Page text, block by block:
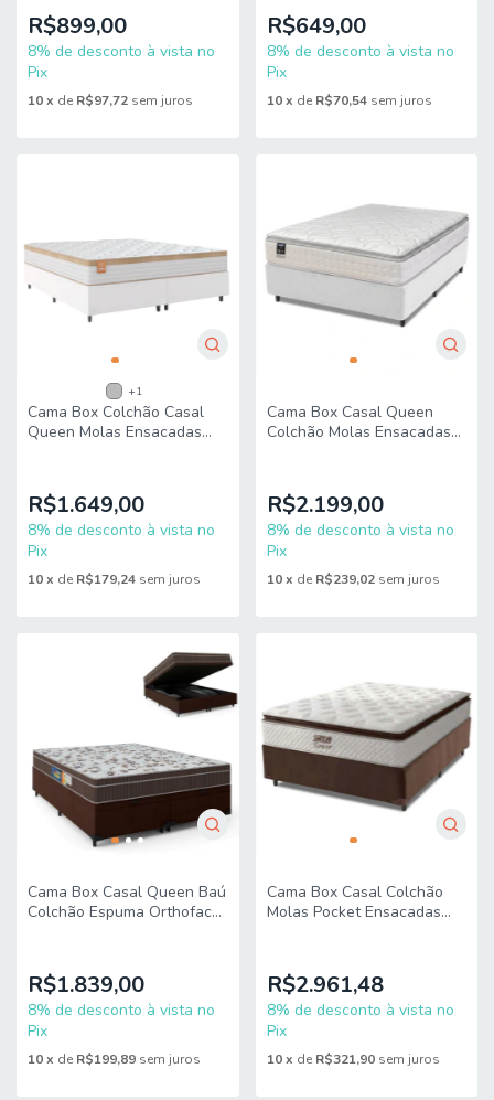
120K
R$899,00
8% de desconto à vista no
Pix
10x de R$97,72 sem juros
R$649,00
8% de desconto à vista no
Pix
10 x de R$70,54 sem juros
+1
Cama Box Colchão Casal
Queen Molas Ensacadas
R$1.649,00
8% de desconto à vista no
Pix
10x de R$179,24 sem juros
Cama Box Casal Queen
Colchão Molas Ensacadas
R$2.199,00
8% de desconto à vista no
Pix
10 x de R$239,02 sem juros
Cama Box Casal Queen Baú
Colchão Espuma Orthoface
120kg Por
R$1.839,00
8% de desconto à vista no
Pix
10x de R$199,89 sem juros
Cama Box Casal Colchão
Molas Pocket Ensacadas
R$2.961,48
8% de desconto à vista no
Pix
10 x de R$321,90 sem juros